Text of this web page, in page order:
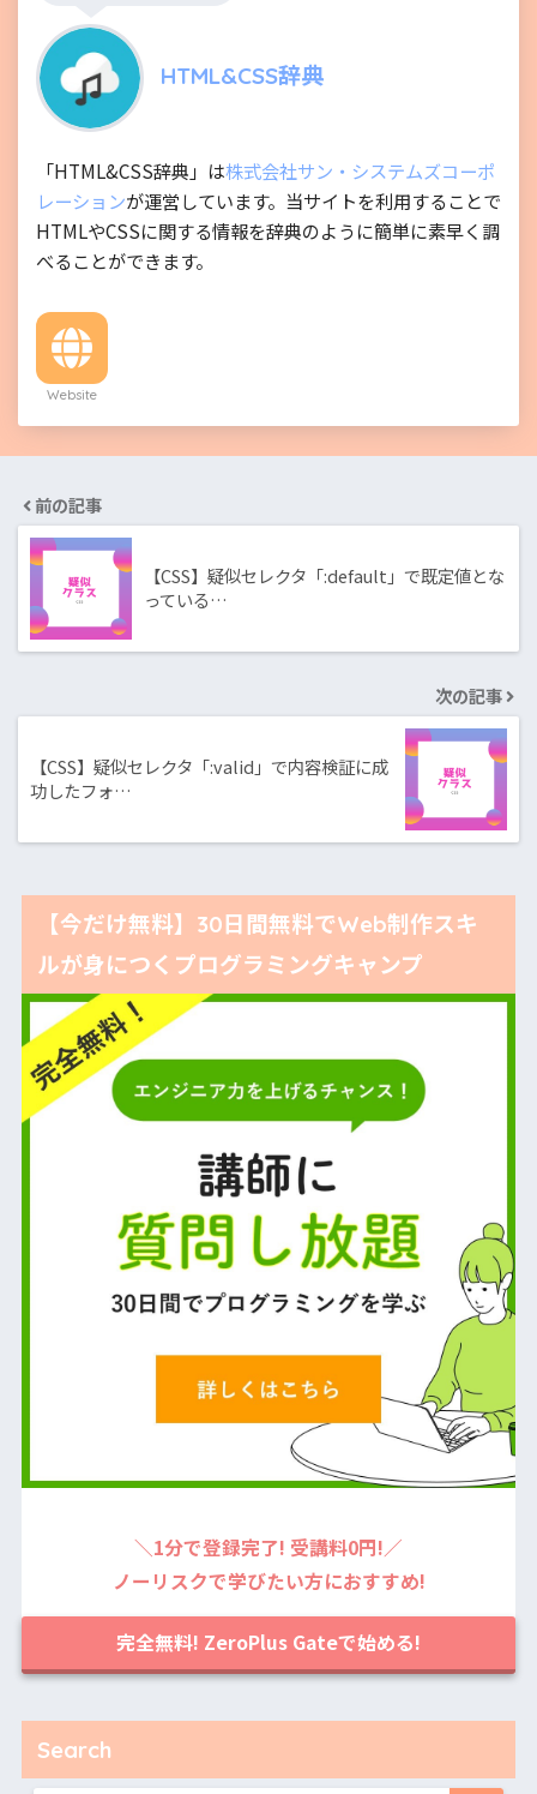
HTML&CSS辞典
「HTML&CSS辞典」は株式会社サン・システムズコーポ
レーションが運営しています。当サイトを利用することで
HTMLやCSSに関する情報を辞典のように簡単に素早く調
べることができます。
Website
前の記事
【CSS】疑似セレクタ「:default」で既定値とな
っている…
次の記事
【CSS】疑似セレクタ「:valid」で内容検証に成
功したフォ…
【今だけ無料】30日間無料でWeb制作スキ
ルが身につくプログラミングキャンプ
＼1分で登録完了! 受講料0円!／
ノーリスクで学びたい方におすすめ!
完全無料! ZeroPlus Gateで始める!
Search